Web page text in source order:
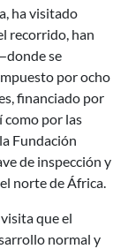
ha visitado
recorrido, han
se
por ocho
financiado por
como por las
Fundación
de inspección y
norte de África.
que el
normal y